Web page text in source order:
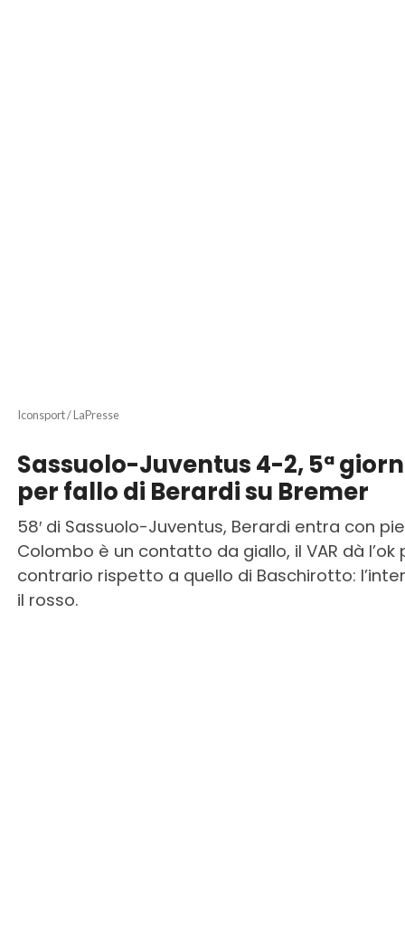
Iconsport / LaPresse
Sassuolo-Juventus 4-2, 5ª
per fallo di Berardi su Bremer
58′ di Sassuolo-Juventus, Berardi entra con
Colombo è un contatto da giallo, il VAR dà
contrario rispetto a quello di Baschirotto:
il rosso.